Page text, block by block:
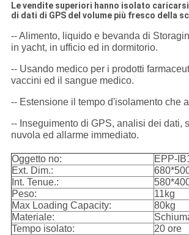
Le vendite superiori hanno isolato
di dati di GPS del volume più fresco della
-- Alimento, liquido e bevanda di
in yacht, in ufficio ed in dormitorio.
-- Usando medico per i prodotti
vaccini ed il sangue medico.
-- Estensione il tempo d'isolamento che
-- Inseguimento di GPS, analisi dei dati,
nuvola ed allarme immediato.
Oggetto no:
EPP-
Ext. Dim.:
Int. Tenue.:
Peso:
11kg
Max Loading Capacity:
80kg
Materiale:
Tempo isolato:
20 ore